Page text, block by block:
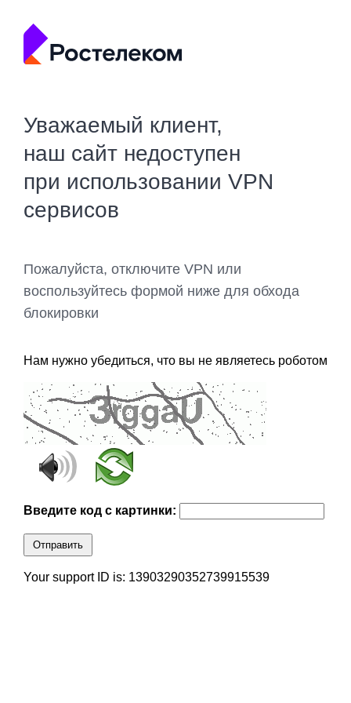
Уважаемый клиент,
наш сайт недоступен
при использовании VPN
сервисов
Пожалуйста, отключите VPN или
воспользуйтесь формой ниже для обхода
блокировки
Нам нужно убедиться, что вы не являетесь роботом
Введите код с картинки:
Отправить
Your support ID is: 13903290352739915539